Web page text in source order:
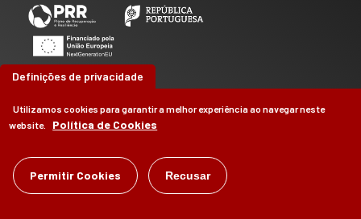
©CIPES2026
byBrag, Design & Digital
Definições de privacidade
Utilizamos cookies para garantir a melhor experiência ao navegar neste
website.
Política de Cookies
Permitir Cookies Recusar